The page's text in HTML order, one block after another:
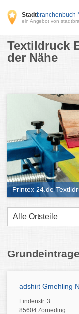
Stadtbranchenbuch
ein Angebot von
Textildruck
der Nähe
Printex 24.de
Alle Ortsteile
Grundeinträge
adshirt Gmehling
Lindenstr. 3
85604 Zorneding